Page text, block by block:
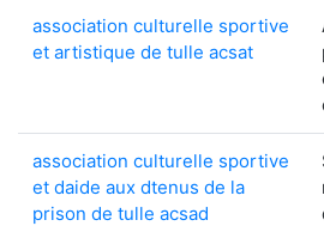
association culturelle sportive
et artistique de tulle acsat
association culturelle sportive
et daide aux dtenus de la
prison de tulle acsad